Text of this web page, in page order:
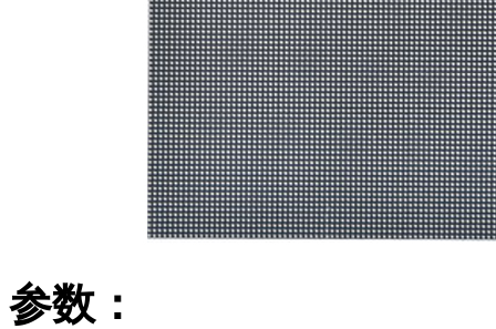
参数：